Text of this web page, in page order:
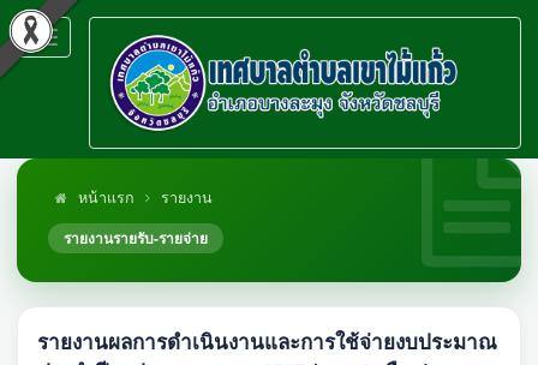
Toggle
navigation
หน้าแรก
รายงาน
รายงานรายรับ-รายจ่าย
รายงานผลการดำเนินงานและการใช้จ่ายงบประมาณ